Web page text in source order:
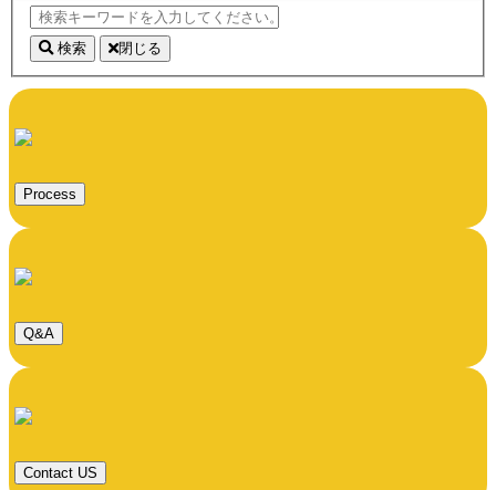
検索 閉じる
Process
Q&A
Contact US